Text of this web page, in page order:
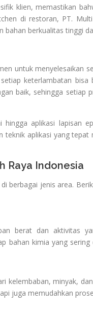
klien, memastikan
di restoran, PT.
bahan berkualitas tinggi
untuk menyelesaikan
keterlambatan bisa
baik, sehingga setiap
aplikasi lapisan
aplikasi yang tepat
Raya Indonesia
berbagai jenis area.
berat dan aktivitas
bahan kimia yang sering
kelembaban, minyak,
juga memudahkan